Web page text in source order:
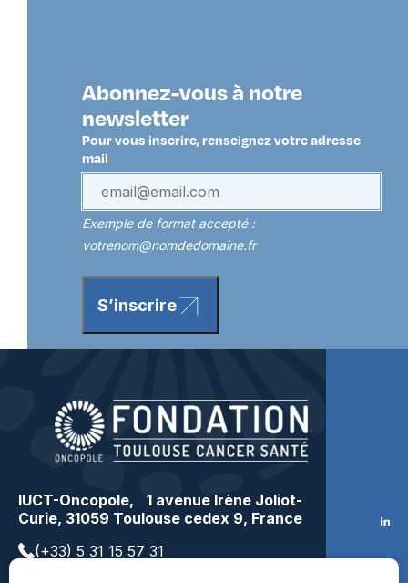
Abonnez-vous à notre
newsletter
Pour vous inscrire, renseignez votre adresse
mail
Exemple de format accepté :
votrenom@nomdedomaine.fr
S’inscrire
IUCT-Oncopole, 1 avenue Irène Joliot-
Curie, 31059 Toulouse cedex 9, France
(+33) 5 31 15 57 31